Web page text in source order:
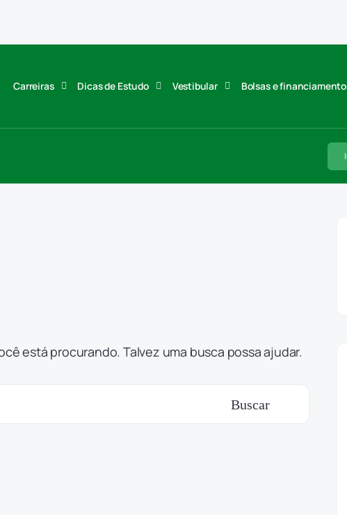
Carreiras Dicas de Estudo Vestibular Bolsas e
está procurando. Talvez uma busca possa ajudar.
Buscar